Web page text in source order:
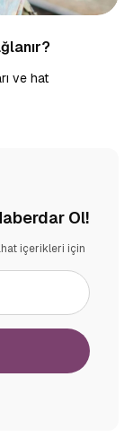
ve hat
Ol!
içerikleri için